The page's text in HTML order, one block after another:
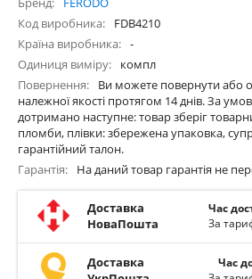
Код виробника
FDB4210
Країна виробника
-
Одиниця виміру
компл
Повернення
Ви можете повернути або
належної якості протягом 14 днів. За
дотримано наступне: товар зберіг
пломби, плівки: збережена упаковка,
гарантійний талон.
Гарантія
На даний товар гарантія не
Доставка
НоваПошта
Час
За
Доставка
Час